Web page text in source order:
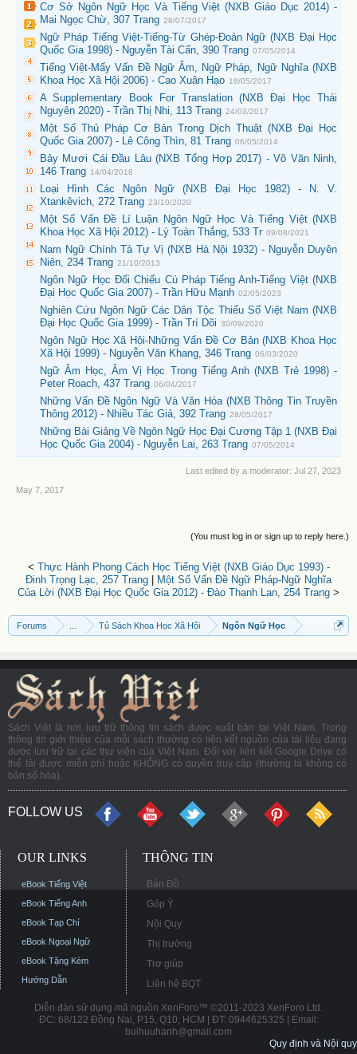
Cơ Sở Ngôn Ngữ Học Và Tiếng Việt (NXB Giáo Dục 2014) -
Mai Ngọc Chừ, 307 Trang 28/07/2017
Ngữ Pháp Tiếng Việt-Tiếng-Từ Ghép-Đoản Ngữ (NXB Đại Học
Quốc Gia 1998) - Nguyễn Tài Cẩn, 390 Trang 07/05/2014
Tiếng Việt-Mấy Vấn Đề Ngữ Âm, Ngữ Pháp, Ngữ Nghĩa (NXB
Khoa Học Xã Hội 2006) - Cao Xuân Hạo 18/05/2017
A Supplementary Book For Translation (NXB Đại Học Thái
Nguyên 2020) - Trần Thị Nhi, 113 Trang 24/03/2017
Một Số Thủ Pháp Cơ Bản Trong Dịch Thuật (NXB Đại Học
Quốc Gia 2007) - Lê Công Thìn, 81 Trang 06/05/2014
Bảy Mươi Cái Đầu Lâu (NXB Tổng Hợp 2017) - Võ Văn Ninh,
146 Trang 14/04/2018
Loại Hình Các Ngôn Ngữ (NXB Đại Học 1982) - N. V.
Xtankêvich, 272 Trang 23/10/2020
Một Số Vấn Đề Lí Luận Ngôn Ngữ Học Và Tiếng Việt (NXB
Khoa Học Xã Hội 2012) - Lý Toàn Thắng, 533 Tr 09/08/2021
Nam Ngữ Chính Tả Tự Vị (NXB Hà Nội 1932) - Nguyễn Duyên
Niên, 234 Trang 21/10/2013
Ngôn Ngữ Học Đối Chiếu Cú Pháp Tiếng Anh-Tiếng Việt (NXB
Đại Học Quốc Gia 2007) - Trần Hữu Mạnh 02/05/2023
Nghiên Cứu Ngôn Ngữ Các Dân Tộc Thiểu Số Việt Nam (NXB
Đại Học Quốc Gia 1999) - Trần Trí Dõi 30/09/2020
Ngôn Ngữ Học Xã Hội-Những Vấn Đề Cơ Bản (NXB Khoa Học
Xã Hội 1999) - Nguyễn Văn Khang, 346 Trang 06/03/2020
Ngữ Âm Học, Âm Vị Học Trong Tiếng Anh (NXB Trẻ 1998) -
Peter Roach, 437 Trang 06/04/2017
Những Vấn Đề Ngôn Ngữ Và Văn Hóa (NXB Thông Tin Truyền
Thông 2012) - Nhiều Tác Giả, 392 Trang 28/05/2017
Những Bài Giảng Về Ngôn Ngữ Học Đại Cương Tập 1 (NXB Đại
Học Quốc Gia 2004) - Nguyễn Lai, 263 Trang 07/05/2014
Last edited by a moderator: Jul 27, 2023
May 7, 2017
(You must log in or sign up to reply here.)
< Thực Hành Phong Cách Học Tiếng Việt (NXB Giáo Dục 1993) -
Đinh Trọng Lạc, 257 Trang
Một Số Vấn Đề Ngữ Pháp-Ngữ Nghĩa
Của Lời (NXB Đại Học Quốc Gia 2012) - Đào Thanh Lan, 254 Trang >
Forums Tủ Sách Khoa Học Xã Hội Ngôn Ngữ Học
Sách Việt là nơi lưu trữ thông tin sách được xuất bản tại Việt Nam. Trong
thông tin giới thiệu của mỗi sách thường có liên kết nguồn của tài liệu đang
được lưu trữ tại các thư viện của Việt Nam. Đối với liên kết Google Drive có
thể tải được miễn phí hoặc KHÔNG có quyền truy cập (thường là không có
bản số hóa).
FOLLOW US
OUR LINKS
eBook Tiếng Việt
eBook Tiếng Anh
eBook Tạp Chí
eBook Ngoại Ngữ
eBook Tặng Kèm
Hướng Dẫn
THÔNG TIN
Bản Đồ
Góp Ý
Nội Quy
Thị trường
Trợ giúp
Liên hệ BQT
Diễn đàn sử dụng mã nguồn XenForo™ ©2011-2023 XenForo Ltd.
ĐC: 68/122 Đồng Nai, P15, Q10, HCM | ĐT: 0944625325 | Email:
buihuuhanh@gmail.com
Quy định và Nội quy